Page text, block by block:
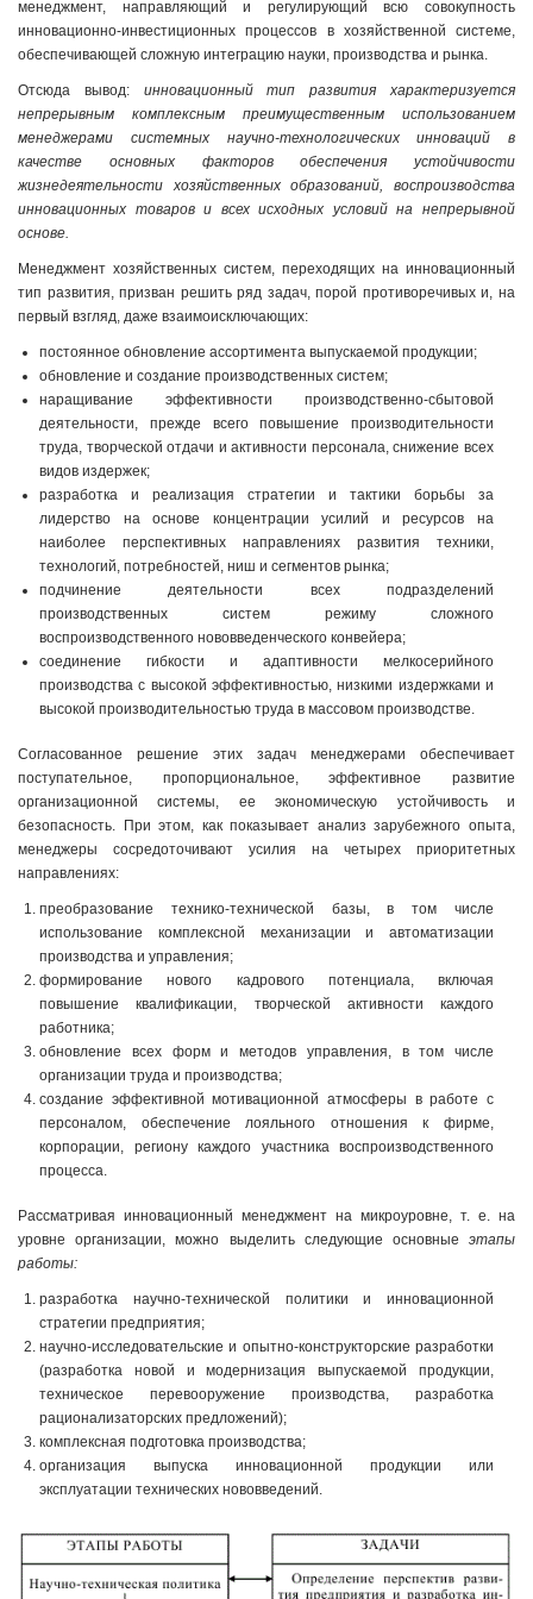
менеджмент, направляющий и регулирующий всю совокупность
инновационно-инвестиционных процессов в хозяйственной системе,
обеспечивающей сложную интеграцию науки, производства и рынка.
Отсюда вывод: инновационный тип развития характеризуется
непрерывным комплексным преимущественным использованием
менеджерами системных научно-технологических инноваций в
качестве основных факторов обеспечения устойчивости
жизнедеятельности хозяйственных образований, воспроизводства
инновационных товаров и всех исходных условий на непрерывной
основе.
Менеджмент хозяйственных систем, переходящих на инновационный
тип развития, призван решить ряд задач, порой противоречивых и, на
первый взгляд, даже взаимоисключающих:
постоянное обновление ассортимента выпускаемой продукции;
обновление и создание производственных систем;
наращивание эффективности производственно-сбытовой
деятельности, прежде всего повышение производительности
труда, творческой отдачи и активности персонала, снижение всех
видов издержек;
разработка и реализация стратегии и тактики борьбы за
лидерство на основе концентрации усилий и ресурсов на
наиболее перспективных направлениях развития техники,
технологий, потребностей, ниш и сегментов рынка;
подчинение деятельности всех подразделений
производственных систем режиму сложного
воспроизводственного нововведенческого конвейера;
соединение гибкости и адаптивности мелкосерийного
производства с высокой эффективностью, низкими издержками и
высокой производительностью труда в массовом производстве.
Согласованное решение этих задач менеджерами обеспечивает
поступательное, пропорциональное, эффективное развитие
организационной системы, ее экономическую устойчивость и
безопасность. При этом, как показывает анализ зарубежного опыта,
менеджеры сосредоточивают усилия на четырех приоритетных
направлениях:
преобразование технико-технической базы, в том числе
использование комплексной механизации и автоматизации
производства и управления;
формирование нового кадрового потенциала, включая
повышение квалификации, творческой активности каждого
работника;
обновление всех форм и методов управления, в том числе
организации труда и производства;
создание эффективной мотивационной атмосферы в работе с
персоналом, обеспечение лояльного отношения к фирме,
корпорации, региону каждого участника воспроизводственного
процесса.
Рассматривая инновационный менеджмент на микроуровне, т. е. на
уровне организации, можно выделить следующие основные этапы
работы:
разработка научно-технической политики и инновационной
стратегии предприятия;
научно-исследовательские и опытно-конструкторские разработки
(разработка новой и модернизация выпускаемой продукции,
техническое перевооружение производства, разработка
рационализаторских предложений);
комплексная подготовка производства;
организация выпуска инновационной продукции или
эксплуатации технических нововведений.